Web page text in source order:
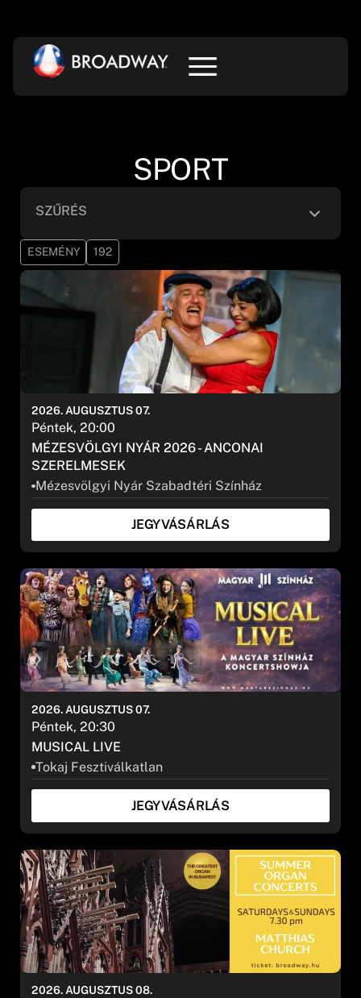
SPORT
SZŰRÉS
Sport ×
Alkategória
Szűrők törlése
ESEMÉNY 192
MÉZESVÖLGYI NYÁR 2026 - ANCONAI
SZERELMESEK
Mézesvölgyi Nyár Szabadtéri Színház
2026. AUGUSZTUS 07.
Péntek, 20:00
JEGYVÁSÁRLÁS
MUSICAL LIVE
Tokaj Fesztiválkatlan
2026. AUGUSZTUS 07.
Péntek, 20:30
JEGYVÁSÁRLÁS
2026. AUGUSZTUS 08.